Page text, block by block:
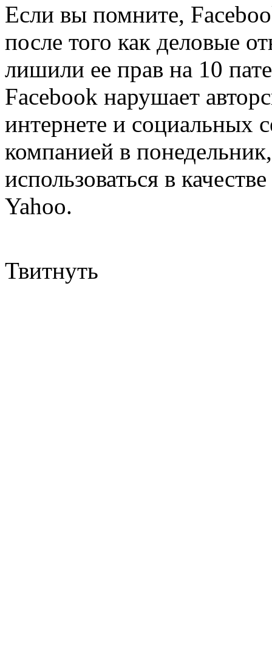
Если вы помните,
после того как деловые
лишили ее прав на 10
Facebook нарушает
интернете и социальных
компанией в
использоваться в
Yahoo.
Твитнуть